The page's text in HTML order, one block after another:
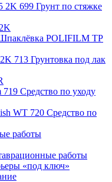
Грунт по стяжке
POLIFILM TP
Грунтовка под лак
Средство по уходу
Средство по
работы
работы
«под ключ»